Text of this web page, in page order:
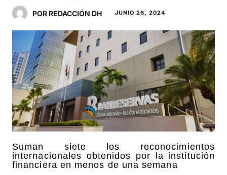
POR REDACCIÓN DH JUNIO 26, 2024
Suman siete los reconocimientos
internacionales obtenidos por la institución
financiera en menos de una semana